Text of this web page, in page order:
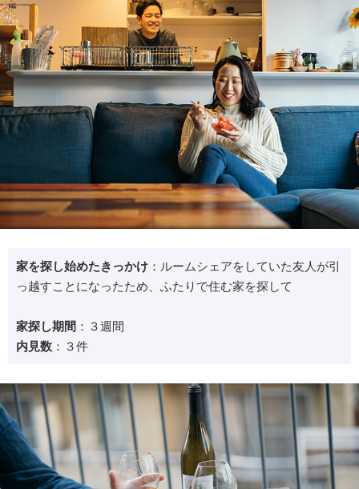
家を探し始めたきっかけ ：ルームシェアをしていた友人が引
っ越すことになったため、ふたりで住む家を探して
家探し期間 ：３週間
内見数 ：３件